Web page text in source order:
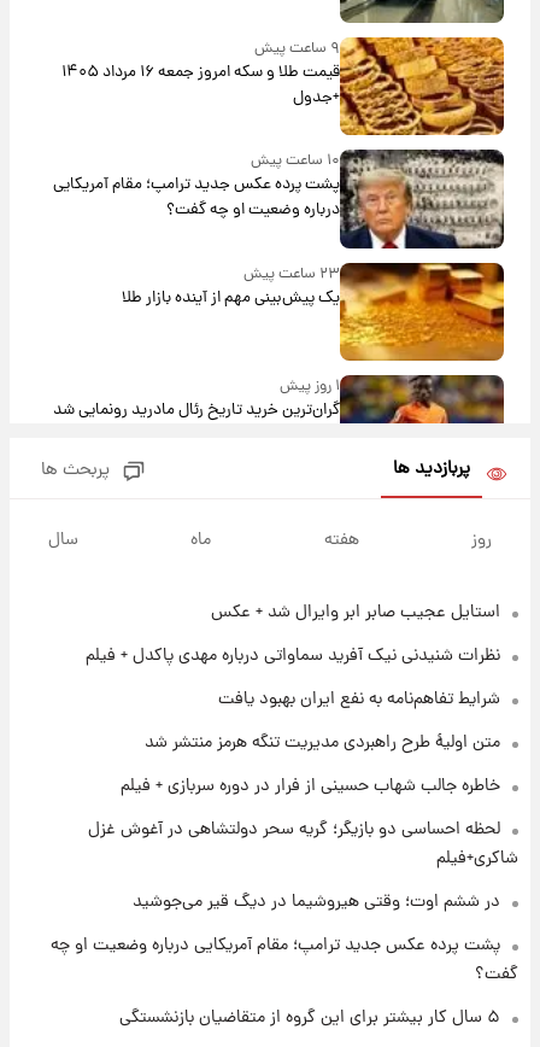
۹ ساعت پیش
قیمت طلا و سکه امروز جمعه ۱۶ مرداد ۱۴۰۵
+جدول
۱۰ ساعت پیش
پشت پرده عکس جدید ترامپ؛ مقام آمریکایی
درباره وضعیت او چه گفت؟
۲۳ ساعت پیش
یک پیش‌بینی مهم از آینده بازار طلا
۱ روز پیش
گران‌ترین خرید تاریخ رئال مادرید رونمایی شد
روزها پربارش‌تر خواهند بود؟
۱ روز پیش
شد؛ تیکدری، محبی و سرگیف با اعداد ویژه
جزئیات فعال‌سازی «کیف پول ایران» اعلام
شد+فیلم
۱ روز پیش
امروز پنجشنبه ۱۵ مرداد ۱۴۰۵ +جدول
۱ روز پیش
پربازدید ها پربحث ها
روز هفته ماه سال
استایل عجیب صابر ابر وایرال شد + عکس
نظرات شنیدنی نیک آفرید سماواتی درباره مهدی پاکدل + فیلم
شرایط تفاهم‌نامه به نفع ایران بهبود یافت
متن اولیۀ طرح راهبردی مدیریت تنگه هرمز منتشر شد
خاطره جالب شهاب حسینی از فرار در دوره سربازی + فیلم
لحظه احساسی دو بازیگر؛ گریه سحر دولتشاهی در آغوش غزل
شاکری+فیلم
در ششم اوت؛ وقتی هیروشیما در دیگ قیر می‌جوشید
پشت پرده عکس جدید ترامپ؛ مقام آمریکایی درباره وضعیت او چه
گفت؟
۵ سال کار بیشتر برای این گروه از متقاضیان بازنشستگی